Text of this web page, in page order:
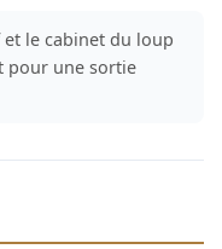
le cabinet du loup
pour une sortie